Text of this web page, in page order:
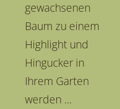
gewachsenen
Baum zu einem
Highlight und
Hingucker in
Ihrem Garten
werden ...